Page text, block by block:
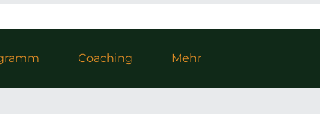
Coaching Mehr